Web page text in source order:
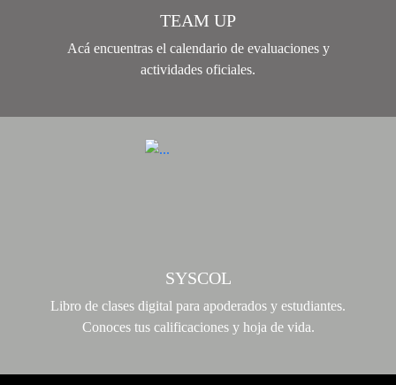
TEAM UP
Acá encuentras el calendario de evaluaciones y
actividades oficiales.
SYSCOL
Libro de clases digital para apoderados y estudiantes.
Conoces tus calificaciones y hoja de vida.